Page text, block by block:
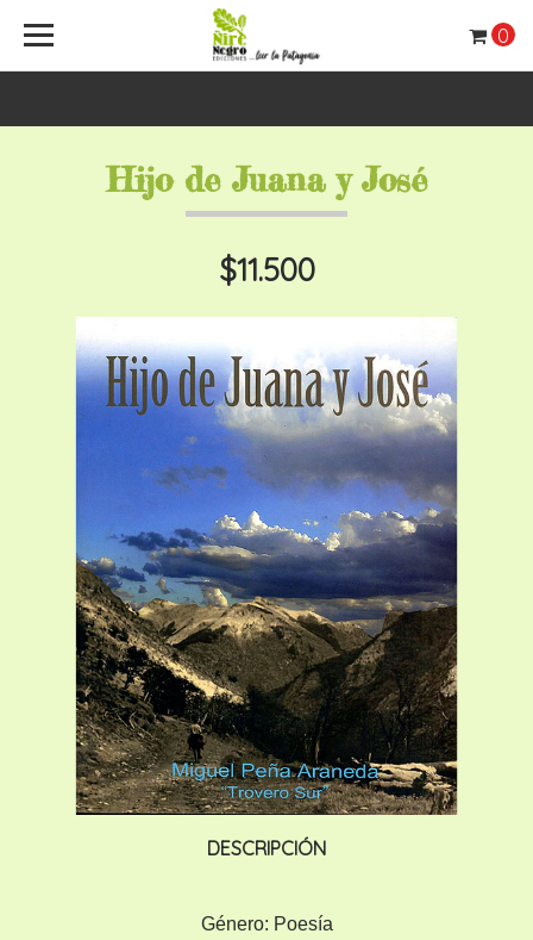
0
Hijo de Juana y José
$11.500
DESCRIPCIÓN
Género: Poesía